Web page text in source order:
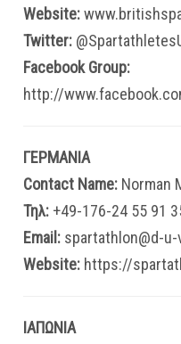
Website:
Twitter:
Facebook Group:
http://
ΓΕΡΜΑΝΙΑ
Contact Name: Norman
Τηλ: +49-176-24 55 91
Email: spartathlon@d-u-
Website: https://
ΙΑΠΩΝΙΑ